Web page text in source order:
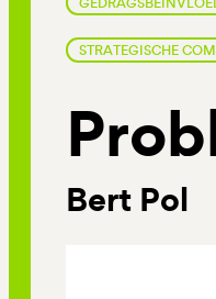
STRATEGISCHE
Bert Pol